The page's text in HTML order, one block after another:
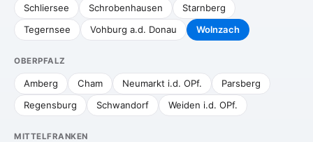
Schliersee
Schrobenhausen
Starnberg
Tegernsee
Vohburg a.d. Donau Wolnzach
OBERPFALZ
Amberg Cham Neumarkt i.d. OPf.
Parsberg
Regensburg
Schwandorf Weiden i.d. OPf.
MITTELFRANKEN